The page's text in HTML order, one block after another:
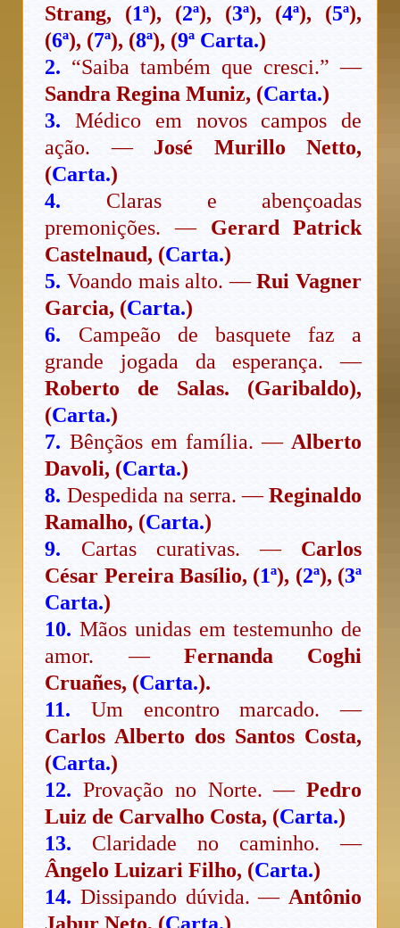
Strang, (1ª), (2ª), (3ª), (4ª), (5ª),
(6ª), (7ª), (8ª), (9ª Carta.)
2. “Saiba também que cresci.” —
Sandra Regina Muniz, (Carta.)
3. Médico em novos campos de
ação. — José Murillo Netto,
(Carta.)
4. Claras e abençoadas
premonições. — Gerard Patrick
Castelnaud, (Carta.)
5. Voando mais alto. —Rui Vagner
Garcia, (Carta.)
6. Campeão de basquete faz a
grande jogada da esperança. —
Roberto de Salas. (Garibaldo),
(Carta.)
7. Bênçãos em família. — Alberto
Davoli, (Carta.)
8. Despedida na serra. —Reginaldo
Ramalho, (Carta.)
9. Cartas curativas. — Carlos
César Pereira Basílio, (1ª), (2ª), (3ª
Carta.)
10. Mãos unidas em testemunho de
amor. — Fernanda Coghi
Cruañes, (Carta.).
11. Um encontro marcado. —
Carlos Alberto dos Santos Costa,
(Carta.)
12. Provação no Norte. —Pedro
Luiz de Carvalho Costa, (Carta.)
13. Claridade no caminho. —
Ângelo Luizari Filho, (Carta.)
14. Dissipando dúvida. — Antônio
Jabur Neto, (Carta.)